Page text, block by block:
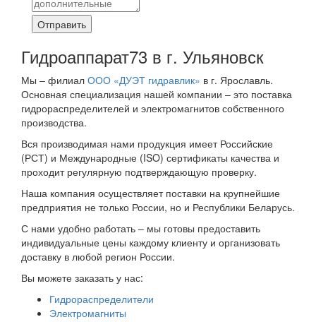
Отправить
Гидроаппарат73 в г. Ульяновск
Мы – филиал ООО «ДУЭТ гидравлик» в г. Ярославль.
Основная специализация нашей компании – это поставка
гидрораспределителей и электромагнитов собственного
производства.
Вся производимая нами продукция имеет Российские
(РСТ) и Международные (ISO) сертификаты качества и
проходит регулярную подтверждающую проверку.
Наша компания осуществляет поставки на крупнейшие
предприятия не только России, но и Республики Беларусь.
С нами удобно работать – мы готовы предоставить
индивидуальные цены каждому клиенту и организовать
доставку в любой регион России.
Вы можете заказать у нас:
Гидрораспределители
Электромагниты